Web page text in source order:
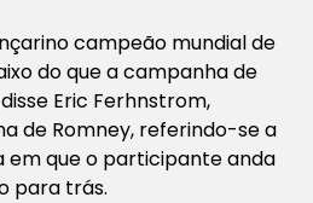
campeão mundial de
do que a campanha de
Eric Ferhnstrom,
de Romney, referindo-se a
em que o participante anda
para trás.